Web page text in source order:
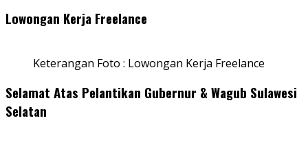
Lowongan Kerja Freelance
Keterangan Foto : Lowongan Kerja Freelance
Selamat Atas Pelantikan Gubernur & Wagub Sulawesi
Selatan